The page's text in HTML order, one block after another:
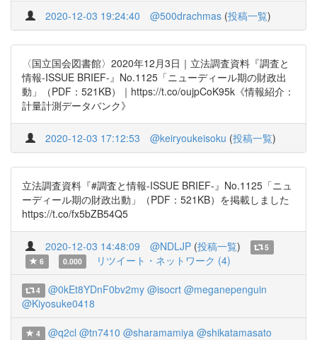
2020-12-03 19:24:40 @500drachmas (投稿一覧)
〈国立国会図書館〉2020年12月3日｜立法調査資料『調査と
情報-ISSUE BRIEF-』No.1125「ニューディール期の財政出
動」（PDF：521KB）｜https://t.co/oujpCoK95k《情報紹介：
計量計測データバンク》
2020-12-03 17:12:53 @keiryoukeisoku (投稿一覧)
立法調査資料『#調査と情報-ISSUE BRIEF-』No.1125「ニュ
ーディール期の財政出動」（PDF：521KB）を掲載しました
https://t.co/fx5bZB54Q5
2020-12-03 14:48:09 @NDLJP (投稿一覧)
5
6
0.000 リツイート・ネットワーク (4)
4 @0kEt8YDnF0bv2my @isocrt @meganepenguin
@Kiyosuke0418
4 @q2cl @tn7410 @sharamamiya @shikatamasato